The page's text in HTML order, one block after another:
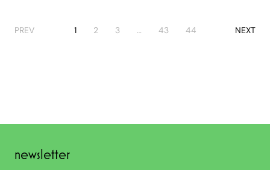
PREV 1 2 3 … 43 44 NEXT
newsletter